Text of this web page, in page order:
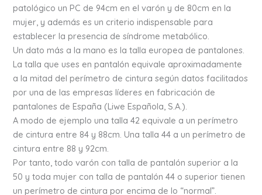
patológico un PC de 94cm en el varón y de 80cm en la
mujer, y además es un criterio indispensable para
establecer la presencia de síndrome metabólico.
Un dato más a la mano es la talla europea de pantalones.
La talla que uses en pantalón equivale aproximadamente
a la mitad del perímetro de cintura según datos facilitados
por una de las empresas líderes en fabricación de
pantalones de España (Liwe Española, S.A.).
A modo de ejemplo una talla 42 equivale a un perímetro
de cintura entre 84 y 88cm. Una talla 44 a un perímetro de
cintura entre 88 y 92cm.
Por tanto, todo varón con talla de pantalón superior a la
50 y toda mujer con talla de pantalón 44 o superior tienen
un perímetro de cintura por encima de lo “normal”.